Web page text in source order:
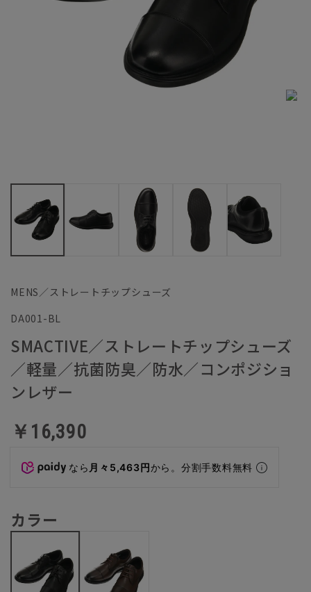
MENS／ストレートチップシューズ
DA001-BL
SMACTIVE／ストレートチップシューズ
／軽量／抗菌防臭／防水／コンポジショ
ンレザー
￥16,390
なら 月々5,463円から。分割手数料無料
カラー